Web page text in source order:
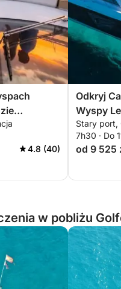
4.8 (40)
Odkryj
Wyspy
morza.
Stary port,
7h30 · Do
od 9 525
w pobliżu